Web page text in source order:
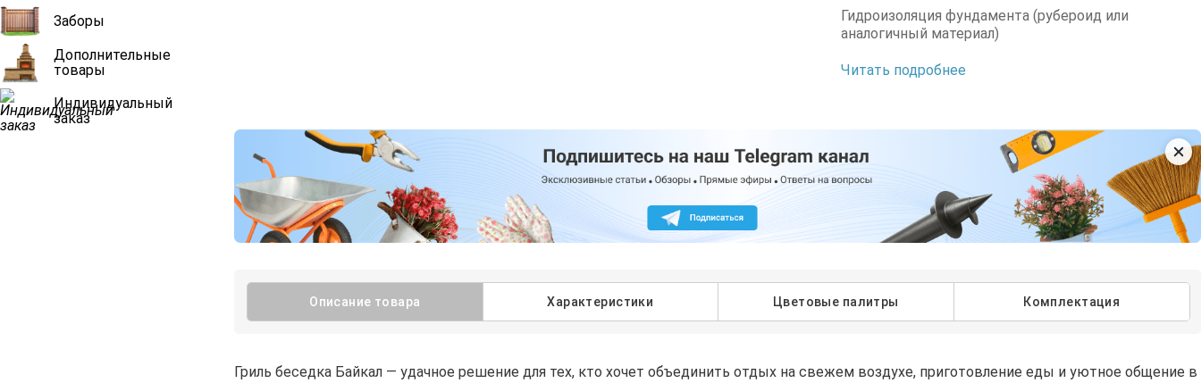
Заборы
Дополнительные
товары
Индивидуальный
заказ
Гидроизоляция фундамента (рубероид или
аналогичный материал)
Читать подробнее
Описание товара Характеристики Цветовые палитры Комплектация
Гриль беседка Байкал — удачное решение для тех, кто хочет объединить отдых на свежем воздухе, приготовление еды и уютное общение в